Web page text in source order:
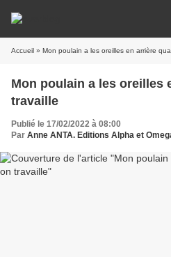
Accueil » Mon poulain a les oreilles en arrière
Mon poulain a les oreilles
travaille
Publié le 17/02/2022 à 08:00
Par Anne ANTA. Editions Alpha et